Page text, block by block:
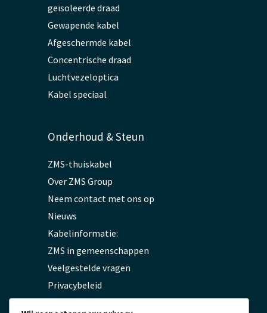
geïsoleerde draad
Gewapende kabel
Afgeschermde kabel
Concentrische draad
Luchtvezeloptica
Kabel speciaal
Onderhoud & Steun
ZMS-thuiskabel
Over ZMS Group
Neem contact met ons op
Nieuws
Kabelinformatie:
ZMS in gemeenschappen
Veelgestelde vragen
Privacybeleid